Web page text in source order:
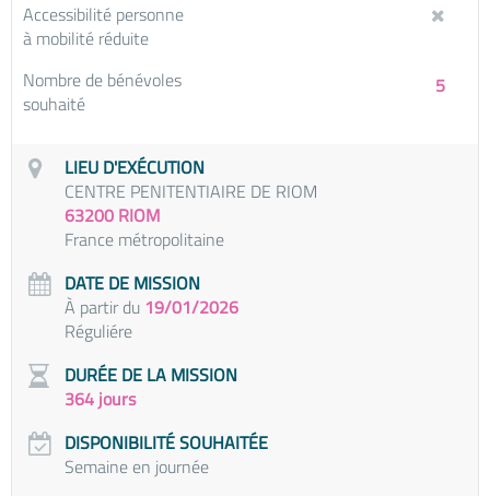
Accessibilité personne
à mobilité réduite
5
Nombre de bénévoles
souhaité
LIEU D'EXÉCUTION
CENTRE PENITENTIAIRE DE RIOM
63200 RIOM
France métropolitaine
DATE DE MISSION
À partir du 19/01/2026
Réguliére
DURÉE DE LA MISSION
364 jours
DISPONIBILITÉ SOUHAITÉE
Semaine en journée